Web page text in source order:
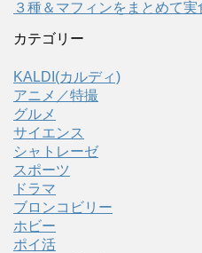
３種＆マフィンをまとめて実
カテゴリー
KALDI(カルディ)
アニメ／特撮
グルメ
サイエンス
シャトレーゼ
スポーツ
ドラマ
ブロンコビリー
ホビー
ポイ活